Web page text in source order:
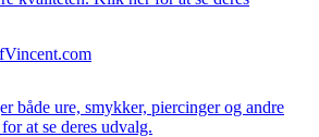
både ure, smykker, piercinger og andre
at se deres udvalg.